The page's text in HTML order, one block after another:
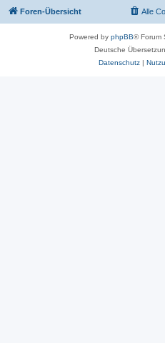
Foren-Übersicht Alle
Powered by phpBB® Forum
Deutsche
Datenschutz|